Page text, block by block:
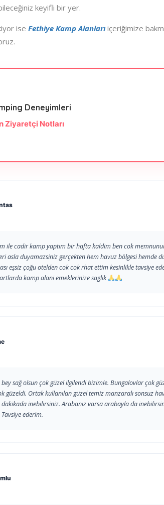
keyifli bir yer.
ise Fethiye Kamp Alanları içeriğimize
Deneyimleri
Ziyaretçi Notları
ile cadir kamp yaptım bir hafta kaldim ben cok
asla duyamazsiniz gerçekten hem havuz bölgesi hemde
eşsiz çoğu otelden cok cok rhat ettim kesinlikle tavsiye
kamp alani emeklerinize saglik
bey sağ olsun çok güzel ilgilendi bizimle. Bungalovlar çok
güzeldi. Ortak kullanılan güzel temiz manzaralı sonsuz
inebilirsiniz. Arabanız varsa arabayla da
ederim.